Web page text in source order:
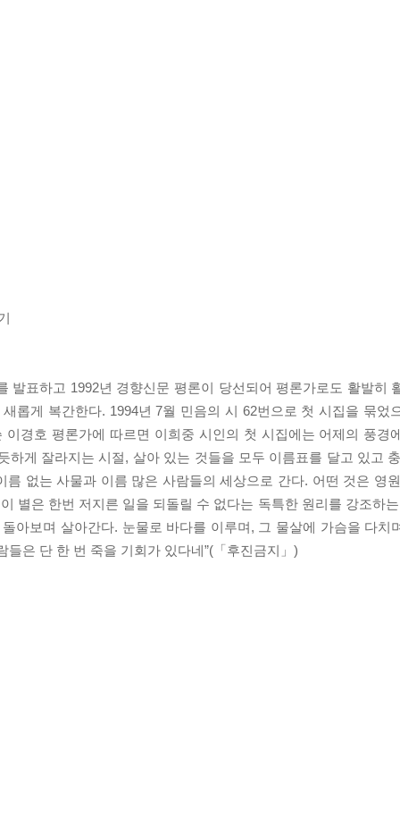
발표하고 1992년 경향신문 평론이 당선되어 평론가로도 활발히
롭게 복간한다. 1994년 7월 민음의 시 62번으로 첫 시집을 묶었
경호 평론가에 따르면 이희중 시인의 첫 시집에는 어제의 풍경
하게 잘라지는 시절, 살아 있는 것들을 모두 이름표를 달고 있고
없는 사물과 이름 많은 사람들의 세상으로 간다. 어떤 것은 영
별은 한번 저지른 일을 되돌릴 수 없다는 독특한 원리를 강조하
아보며 살아간다. 눈물로 바다를 이루며, 그 물살에 가슴을 다치
은 단 한 번 죽을 기회가 있다네”(「후진금지」)